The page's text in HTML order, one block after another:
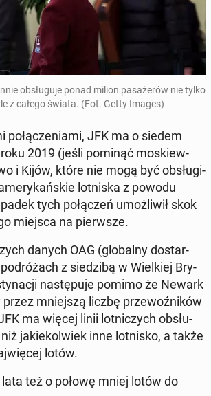
ob­słu­gu­je ponad milion pa­sa­że­rów nie tylko
z całego świata. (Fot. Getty Images)
po­łą­cze­nia­mi, JFK ma o siedem
2019 (jeśli pominąć mo­skiew­
i Kijów, które nie mogą być ob­słu­gi­
lot­ni­ska z powodu
tych po­łą­czeń umoż­li­wił skok
miejsca na pierw­sze.
danych OAG (glo­bal­ny do­star­
z sie­dzi­bą w Wiel­kiej Bry­
na­stę­pu­je pomimo że Newark
przez mniej­szą liczbę prze­woź­ni­ków
ma więcej linii lot­ni­czych ob­słu­
ja­kie­kol­wiek inne lot­ni­sko, a także
lotów.
też o połowę mniej lotów do